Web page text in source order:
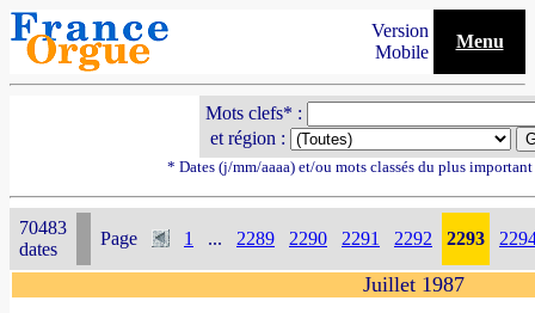
Version
Mobile
Menu
Mots clefs* :
et région :
* Dates (j/mm/aaaa) et/ou mots classés du plus
70483
dates
Page 1 ... 2289 2290 2291 2292 2293
Juillet 1987